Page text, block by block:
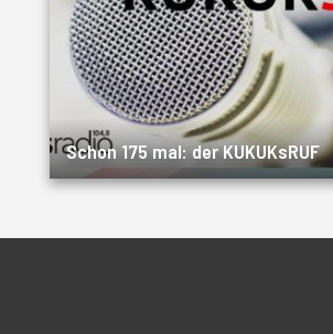
Schon 175 mal: der KUKUKsRUF